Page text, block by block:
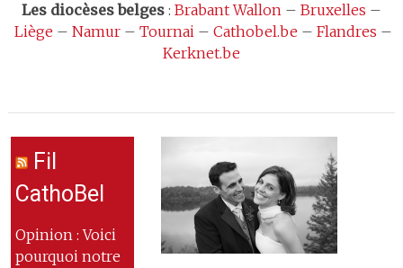
Les diocèses belges: Brabant Wallon– Bruxelles –
Liège – Namur– Tournai– Cathobel.be – Flandres –
Kerknet.be
Fil
CathoBel
Opinion : Voici
pourquoi notre